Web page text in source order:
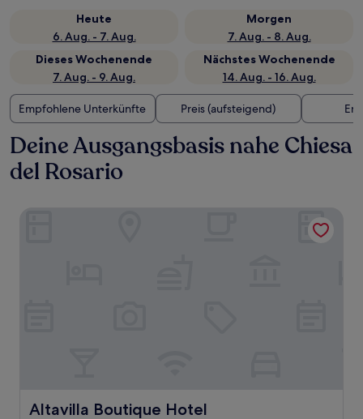
Heute
6. Aug. - 7. Aug.
Morgen
7. Aug. - 8. Aug.
Dieses Wochenende
7. Aug. - 9. Aug.
Nächstes Wochenende
14. Aug. - 16. Aug.
Empfohlene Unterkünfte Preis (aufsteigend)
Deine Ausgangsbasis nahe Chiesa
del Rosario
Altavilla Boutique Hotel
Altavilla Boutique Hotel